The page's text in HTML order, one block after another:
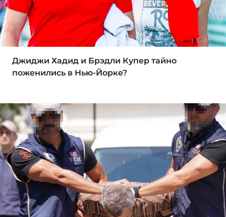
Джиджи Хадид и Брэдли Купер тайно
поженились в Нью-Йорке?